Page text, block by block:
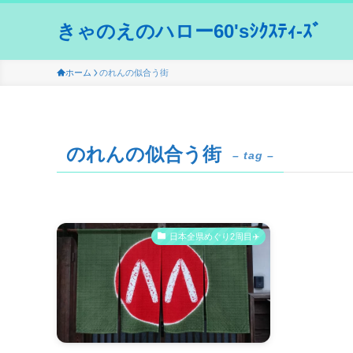
きゃのえのハロー60'sｼｸｽﾃｨ-ｽﾞ
ホーム のれんの似合う街
のれんの似合う街 – tag –
日本全県めぐり2周目✈️